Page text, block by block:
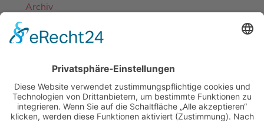
Archiv
EINE ABTEILUNG DES
DJK-SV MIRSKOFEN E.V.